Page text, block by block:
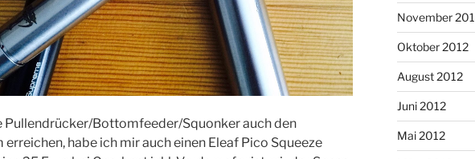
Pullendrücker/Bottomfeeder/Squonker auch den
erreichen, habe ich mir auch einen Eleaf Pico Squeeze
November
Oktober 2012
August 2012
Juni 2012
Mai 2012